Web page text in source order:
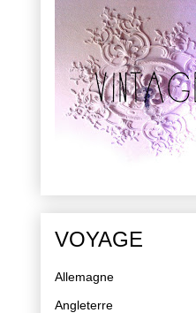
VOYAGE
Allemagne
Angleterre